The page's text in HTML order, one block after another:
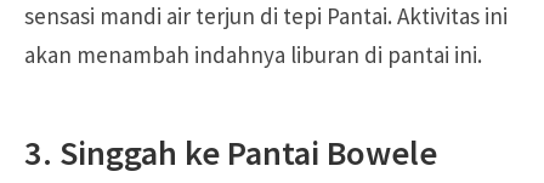
sensasi mandi air terjun di tepi Pantai. Aktivitas ini
akan menambah indahnya liburan di pantai ini.
3. Singgah ke Pantai Bowele